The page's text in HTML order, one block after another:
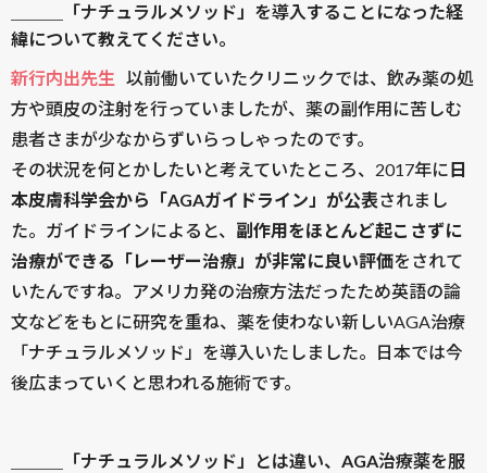
＿＿＿「ナチュラルメソッド」を導入することになった経
緯について教えてください。
新行内出先生 以前働いていたクリニックでは、飲み薬の処
方や頭皮の注射を行っていましたが、薬の副作用に苦しむ
患者さまが少なからずいらっしゃったのです。
その状況を何とかしたいと考えていたところ、2017年に 日
本皮膚科学会から「AGAガイドライン」が公表されまし
た。ガイドラインによると、 副作用をほとんど起こさずに
治療ができる「レーザー治療」が非常に良い評価をされて
いたんですね。アメリカ発の治療方法だったため英語の論
文などをもとに研究を重ね、薬を使わない新しいAGA治療
「ナチュラルメソッド」を導入いたしました。日本では今
後広まっていくと思われる施術です。
＿＿＿「ナチュラルメソッド」とは違い、AGA治療薬を服